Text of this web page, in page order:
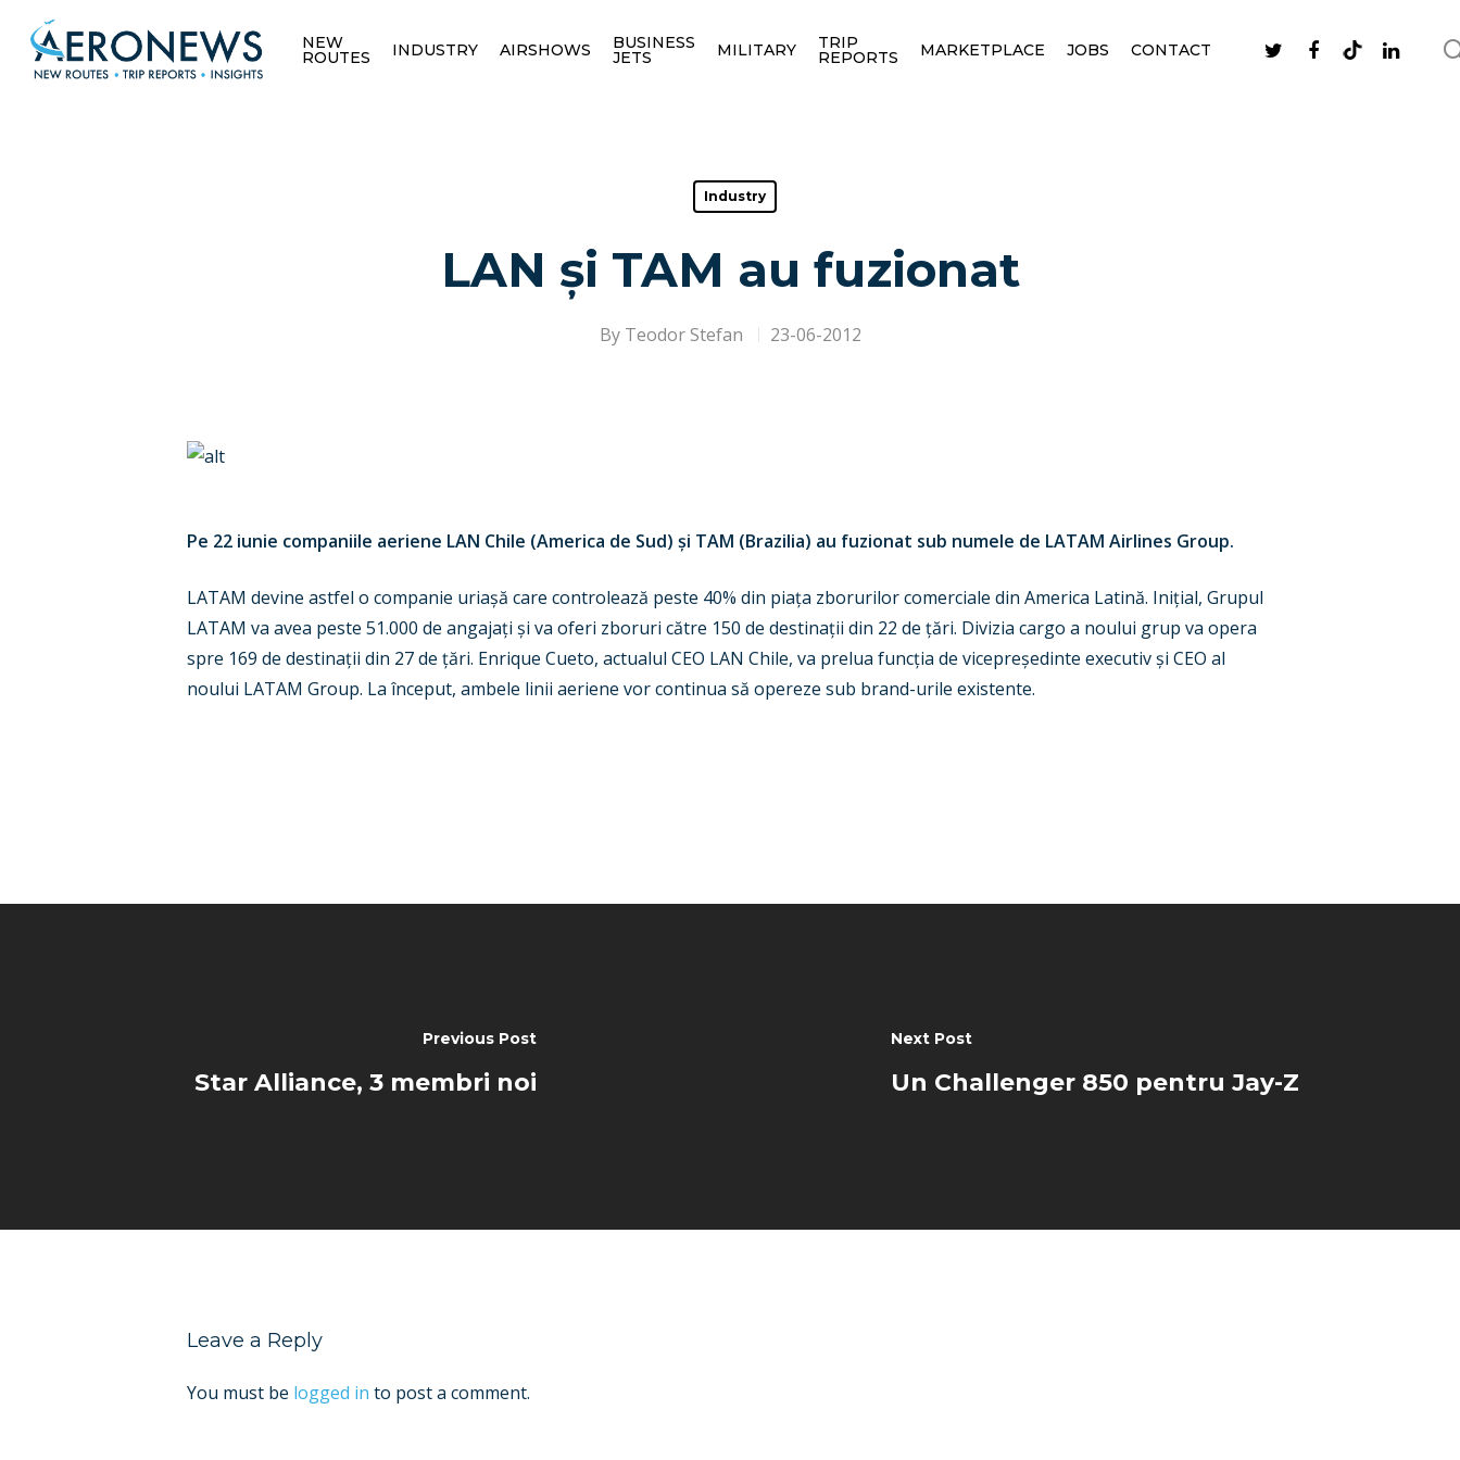
NEW
ROUTES INDUSTRY AIRSHOWS BUSINESS
JETS MILITARY TRIP
REPORTS MARKETPLACE JOBS CONTACT
Industry
LAN și TAM au fuzionat
By Teodor Stefan 23-06-2012
Pe 22 iunie companiile aeriene LAN Chile (America de Sud) și TAM (Brazilia) au fuzionat sub numele de LATAM Airlines Group.
LATAM devine astfel o companie uriașă care controlează peste 40% din piața zborurilor comerciale din America Latină. Inițial, Grupul
LATAM va avea peste 51.000 de angajați și va oferi zboruri către 150 de destinații din 22 de țări. Divizia cargo a noului grup va opera
spre 169 de destinații din 27 de țări. Enrique Cueto, actualul CEO LAN Chile, va prelua funcția de vicepreședinte executiv și CEO al
noului LATAM Group. La început, ambele linii aeriene vor continua să opereze sub brand-urile existente.
Previous Post
Star Alliance, 3 membri noi
Next Post
Un Challenger 850 pentru Jay-Z
Leave a Reply
You must be logged in to post a comment.